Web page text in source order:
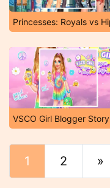
VSCO Girl Blogger Story
1 2 »